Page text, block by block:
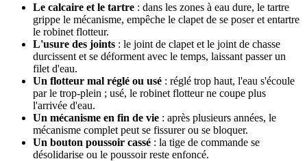
Le calcaire et le tartre : dans les zones à eau dure, le tartre
grippe le mécanisme, empêche le clapet de se poser et entartre
le robinet flotteur.
L'usure des joints : le joint de clapet et le joint de chasse
durcissent et se déforment avec le temps, laissant passer un
filet d'eau.
Un flotteur mal réglé ou usé : réglé trop haut, l'eau s'écoule
par le trop-plein ; usé, le robinet flotteur ne coupe plus
l'arrivée d'eau.
Un mécanisme en fin de vie : après plusieurs années, le
mécanisme complet peut se fissurer ou se bloquer.
Un bouton poussoir cassé : la tige de commande se
désolidarise ou le poussoir reste enfoncé.